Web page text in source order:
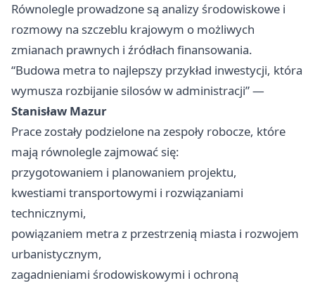
Równolegle prowadzone są analizy środowiskowe i
rozmowy na szczeblu krajowym o możliwych
zmianach prawnych i źródłach finansowania.
“Budowa metra to najlepszy przykład inwestycji, która
wymusza rozbijanie silosów w administracji” —
Stanisław Mazur
Prace zostały podzielone na zespoły robocze, które
mają równolegle zajmować się:
przygotowaniem i planowaniem projektu,
kwestiami transportowymi i rozwiązaniami
technicznymi,
powiązaniem metra z przestrzenią miasta i rozwojem
urbanistycznym,
zagadnieniami środowiskowymi i ochroną